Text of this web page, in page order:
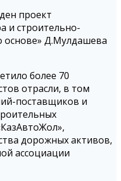
проект
и строительно-
основе» Д.Мулдашева
более 70
отрасли, в том
поставщиков и
дорожных активов,
ассоциации